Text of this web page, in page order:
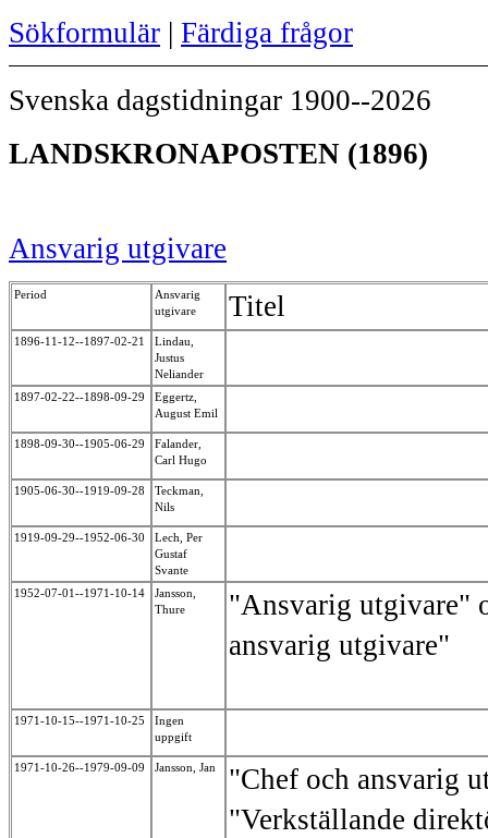
Sökformulär | Färdiga frågor
Svenska dagstidningar 1900--2026
LANDSKRONAPOSTEN (1896)
Ansvarig utgivare
Period
Ansvarig
utgivare
Titel
1896-11-12--1897-02-21
Lindau,
Justus
Neliander
1897-02-22--1898-09-29
Eggertz,
August Emil
1898-09-30--1905-06-29
Falander,
Carl Hugo
1905-06-30--1919-09-28
Teckman,
Nils
1919-09-29--1952-06-30
Lech, Per
Gustaf
Svante
1952-07-01--1971-10-14
Jansson,
Thure
"Ansvarig utgivare"
ansvarig utgivare"
1971-10-15--1971-10-25
Ingen
uppgift
1971-10-26--1979-09-09 Jansson, Jan
"Chef och ansvarig
"Verkställande